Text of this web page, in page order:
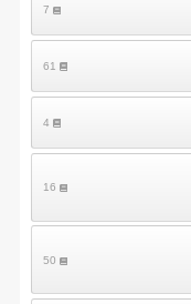
7
61
4
16
50